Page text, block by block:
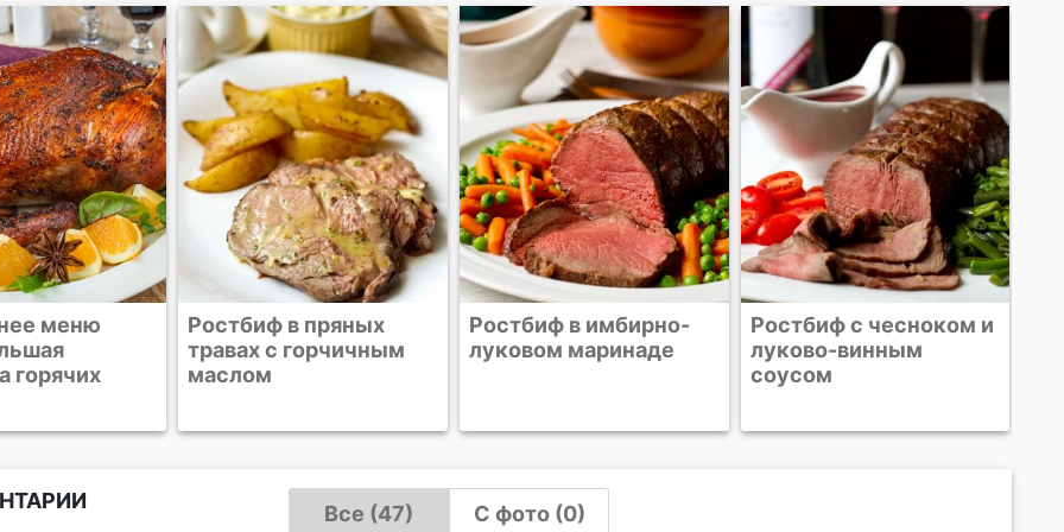
пряных
Ростбиф в имбирно-
луковом маринаде
Ростбиф с чесноком и
луково-винным
Говядина сигурени
Все (47) С фото (0)